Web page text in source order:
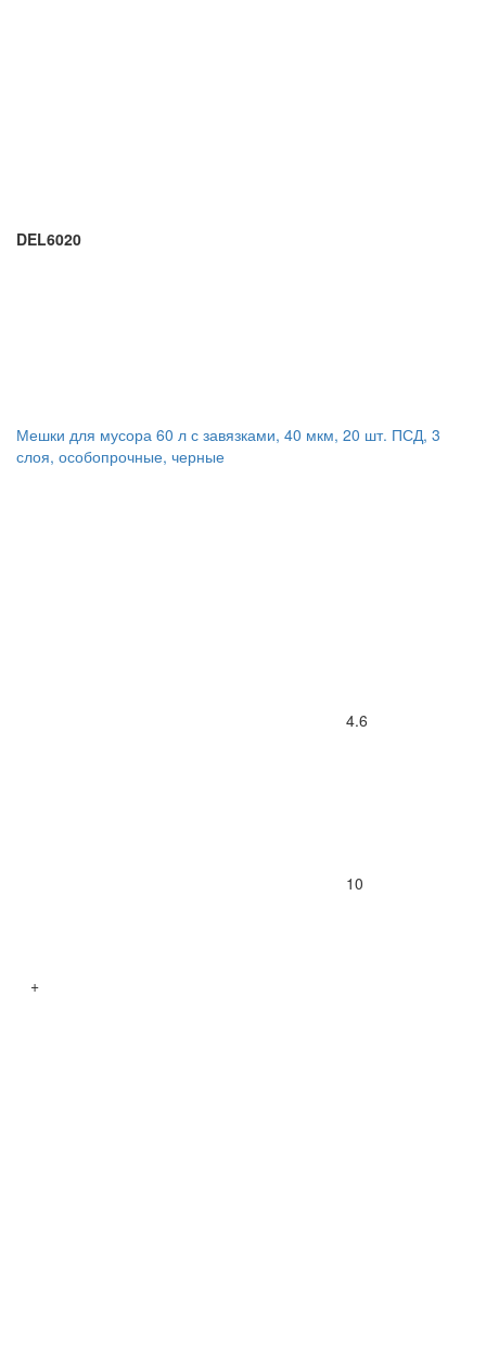
DEL6020
Мешки для мусора 60 л с завязками, 40 мкм, 20 шт. ПСД, 3
слоя, особопрочные, черные
4.6
10
+